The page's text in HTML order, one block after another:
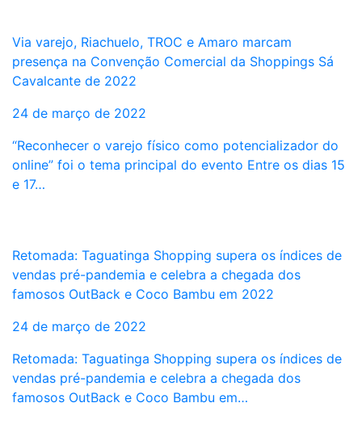
Via varejo, Riachuelo, TROC e Amaro marcam
presença na Convenção Comercial da Shoppings Sá
Cavalcante de 2022
24 de março de 2022
“Reconhecer o varejo físico como potencializador do
online” foi o tema principal do evento Entre os dias 15
e 17…
Retomada: Taguatinga Shopping supera os índices de
vendas pré-pandemia e celebra a chegada dos
famosos OutBack e Coco Bambu em 2022
24 de março de 2022
Retomada: Taguatinga Shopping supera os índices de
vendas pré-pandemia e celebra a chegada dos
famosos OutBack e Coco Bambu em…